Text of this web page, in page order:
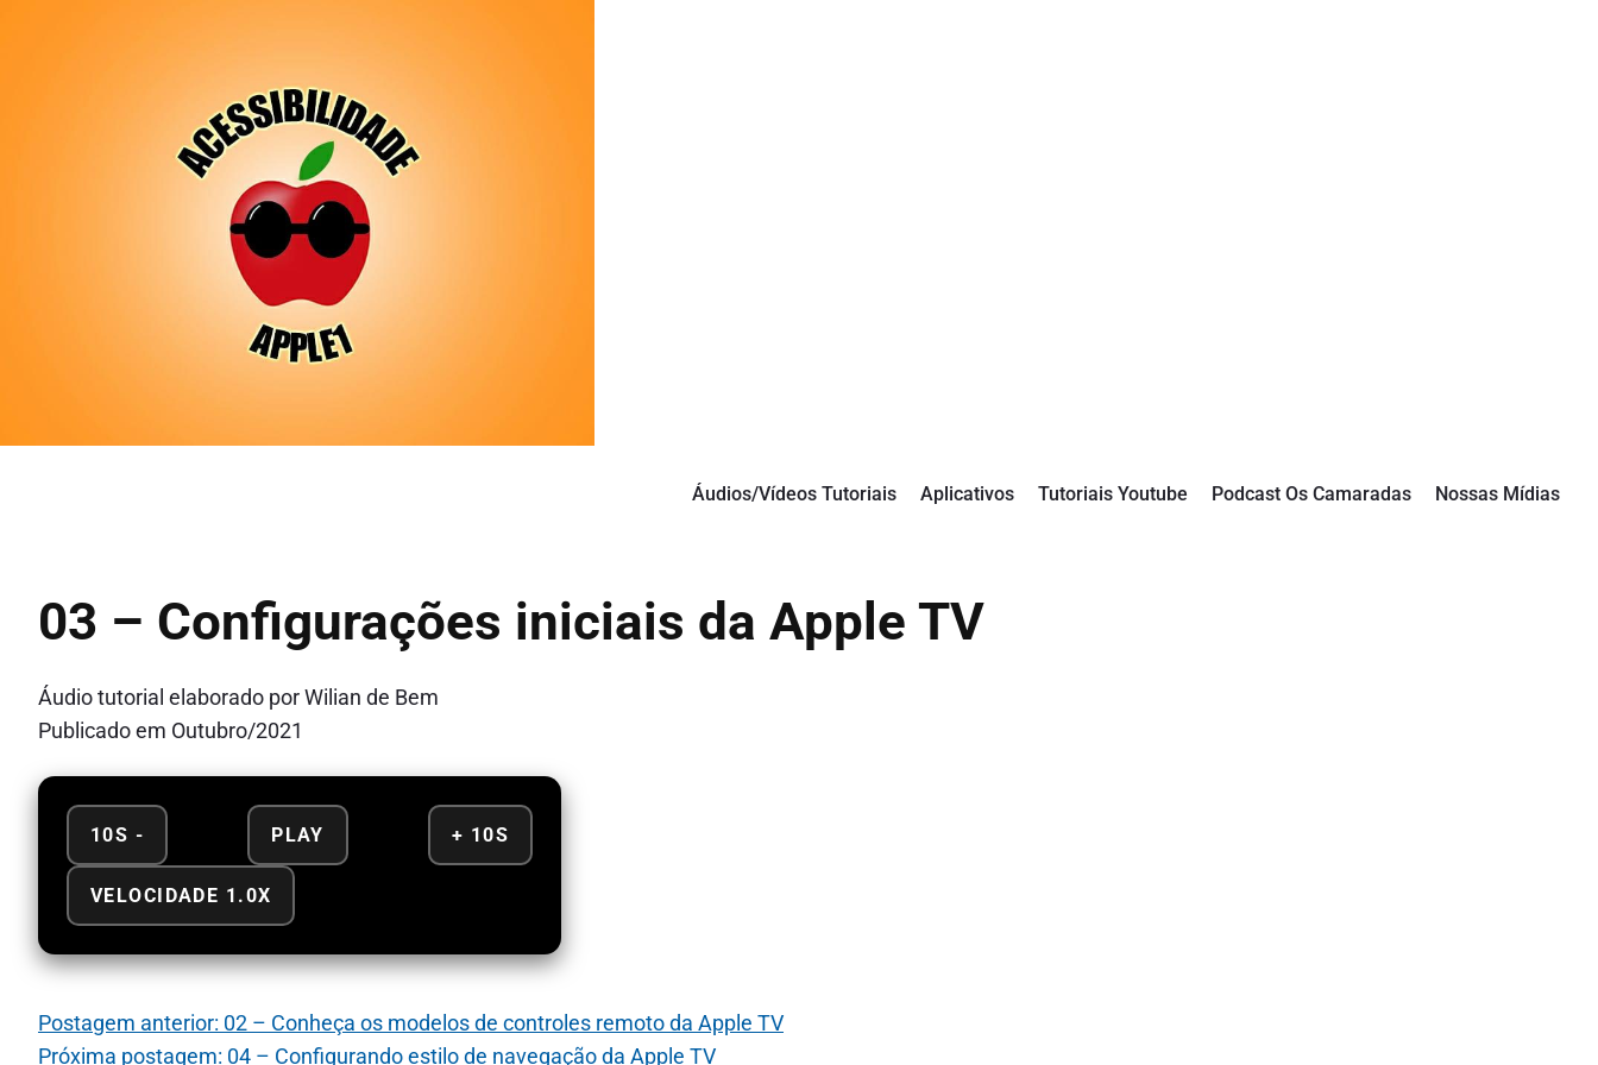
Áudios/Vídeos Tutoriais Aplicativos Tutoriais Youtube Podcast Os Camaradas Nossas Mídias
03 – Configurações iniciais da Apple TV
Áudio tutorial elaborado por Wilian de Bem
Publicado em Outubro/2021
10S - PLAY + 10S
VELOCIDADE 1.0X
Postagem anterior: 02 – Conheça os modelos de controles remoto da Apple TV
Próxima postagem: 04 – Configurando estilo de navegação da Apple TV